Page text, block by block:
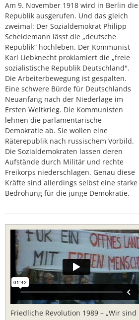
Am 9. November 1918 wird in Berlin die
Republik ausgerufen. Und das gleich
zweimal: Der Sozialdemokrat Philipp
Scheidemann lässt die „deutsche
Republik“ hochleben. Der Kommunist
Karl Liebknecht proklamiert die „freie
sozialistische Republik Deutschland".
Die Arbeiterbewegung ist gespalten.
Eine schwere Bürde für Deutschlands
Neuanfang nach der Niederlage im
Ersten Weltkrieg. Die Kommunisten
lehnen die parlamentarische
Demokratie ab. Sie wollen eine
Räterepublik nach russischem Vorbild.
Die Sozialdemokraten lassen deren
Aufstände durch Militär und rechte
Freikorps niederschlagen. Genau diese
Kräfte sind allerdings selbst eine starke
Bedrohung für die junge Demokratie.
Friedliche Revolution 1989 – „Wir sind